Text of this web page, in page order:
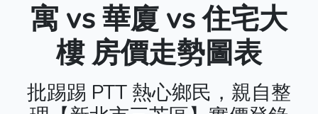
寓 vs 華廈 vs 住宅大
樓 房價走勢圖表
批踢踢 PTT 熱心鄉民，親自整